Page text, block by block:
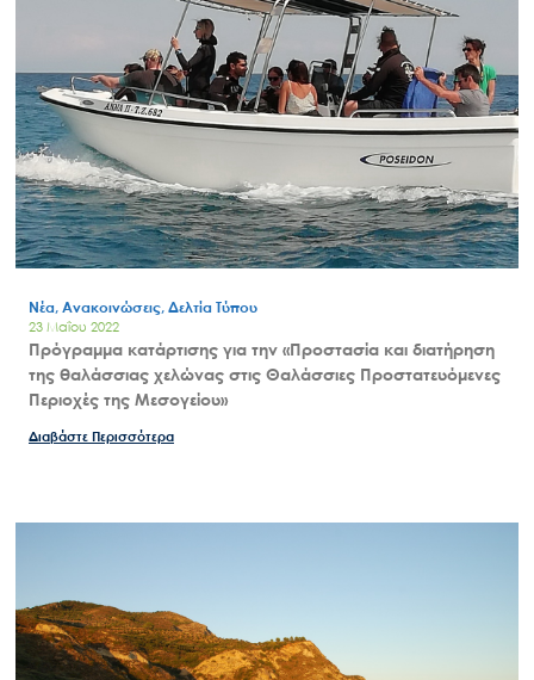
Νέα, Ανακοινώσεις, Δελτία Τύπου
23 Μαΐου 2022
Πρόγραμμα κατάρτισης για την «Προστασία και διατήρηση
της θαλάσσιας χελώνας στις Θαλάσσιες Προστατευόμενες
Περιοχές της Μεσογείου»
Διαβάστε Περισσότερα